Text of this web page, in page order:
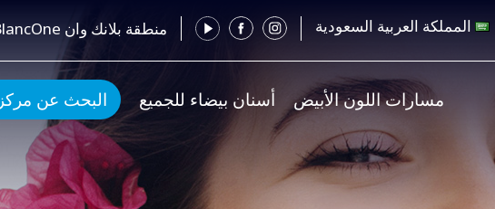
المملكة العربية السعودية منطقة بلانك وان BlancOne الخاصة بك
مسارات اللون الأبيض أسنان بيضاء للجميع البحث عن مركز